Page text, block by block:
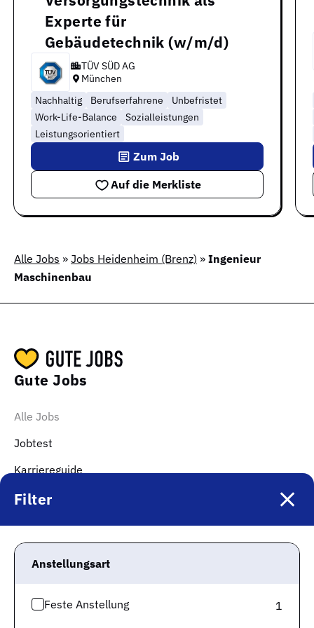
Filter
Anstellungsart
Feste Anstellung 1
Experte für
Gebäudetechnik (w/m/d)
TÜV SÜD AG
München
Nachhaltig
Berufserfahrene
Unbefristet
Work-Life-Balance
Sozialleistungen
Leistungsorientiert
Auf die Merkliste
Zum Job
Alle Jobs » Jobs Heidenheim (Brenz) » Ingenieur
Maschinenbau
Gute Jobs
Alle Jobs
Jobtest
Karriereguide
Für Arbeitgeber
Über uns
Gute Unternehmen
Top Kategorien
Jobs Kaufmännische Berufe & Finanzwesen